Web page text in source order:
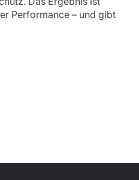
Performance – und gibt